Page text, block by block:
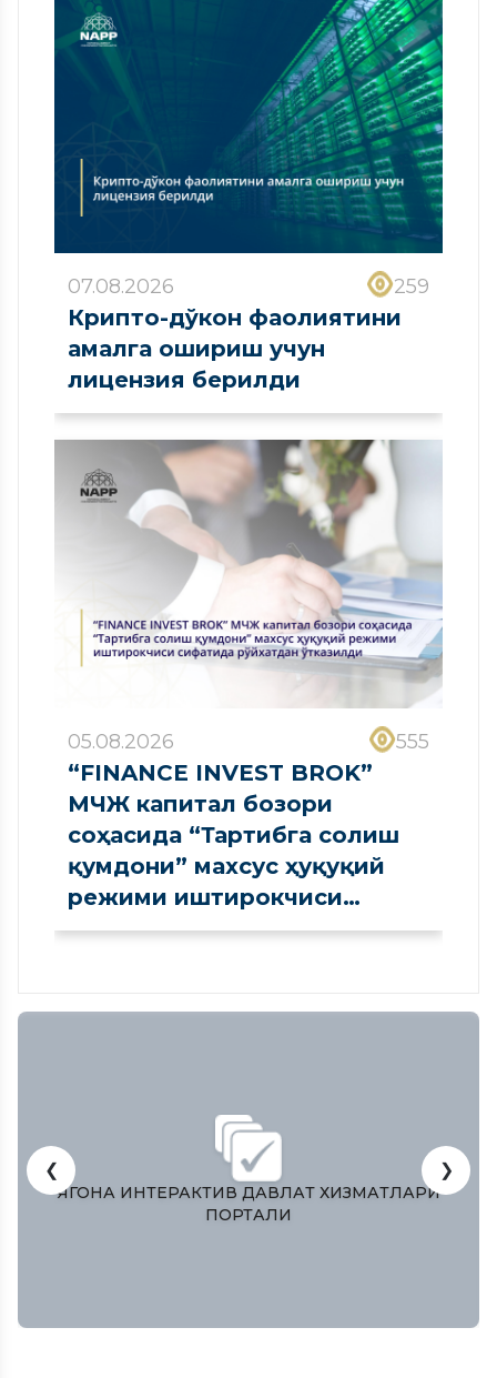
07.08.2026 259
Крипто-дўкон фаолиятини
амалга ошириш учун
лицензия берилди
05.08.2026 555
“FINANCE INVEST BROK”
МЧЖ капитал бозори
соҳасида “Тартибга солиш
қумдони” махсус ҳуқуқий
режими иштирокчиси
сифатида рўйхатдан
ЎЗБЕКИСТОН РЕСПУБЛИКAСИ ОЛИЙ
ҚОНУНЧИЛИК ПAЛAТAСИ
❮ ❯